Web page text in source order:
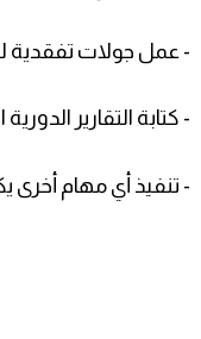
- عمل جولات تفقدية
- كتابة التقارير
- تنفيذ أي مهام أخرى